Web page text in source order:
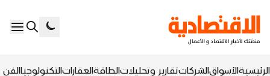
الرئيسيةالأسواقالشركاتتقارير وتحليلاتالطاقةالعقاراتالتكنولوجياالفن